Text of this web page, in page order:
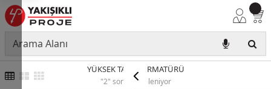
YÜKSEK TAVAN ARMATÜRÜ
"2" sonuç listeleniyor